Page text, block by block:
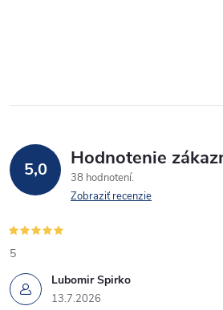
5,0 Hodnotenie
38 hodnotení
Zobraziť recenzie
Lubomir Spirko
13.7.2026
5